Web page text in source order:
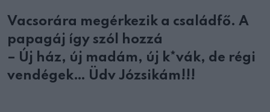
Vacsorára megérkezik a családfő. A
papagáj így szól hozzá
– Új ház, új madám, új k*vák, de régi
vendégek… Üdv Józsikám!!!